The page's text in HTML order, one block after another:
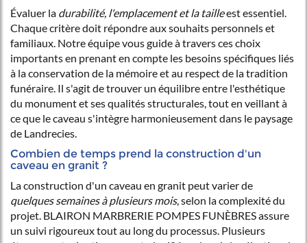
Évaluer la durabilité, l'emplacement et la tailleest essentiel.
Chaque critère doit répondre aux souhaits personnels et
familiaux. Notre équipe vous guide à travers ces choix
importants en prenant en compte les besoins spécifiques liés
à la conservation de la mémoire et au respect de la tradition
funéraire. Il s'agit de trouver un équilibre entre l'esthétique
du monument et ses qualités structurales, tout en veillant à
ce que le caveau s'intègre harmonieusement dans le paysage
de Landrecies.
Combien de temps prend la construction d'un
caveau en granit ?
La construction d'un caveau en granit peut varier de
quelques semaines à plusieurs mois, selon la complexité du
projet. BLAIRON MARBRERIE POMPES FUNÈBRES assure
un suivi rigoureux tout au long du processus. Plusieurs